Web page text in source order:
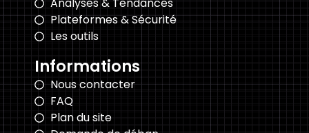
Analyses & Tendances
Plateformes & Sécurité
Les outils
Informations
Nous contacter
FAQ
Plan du site